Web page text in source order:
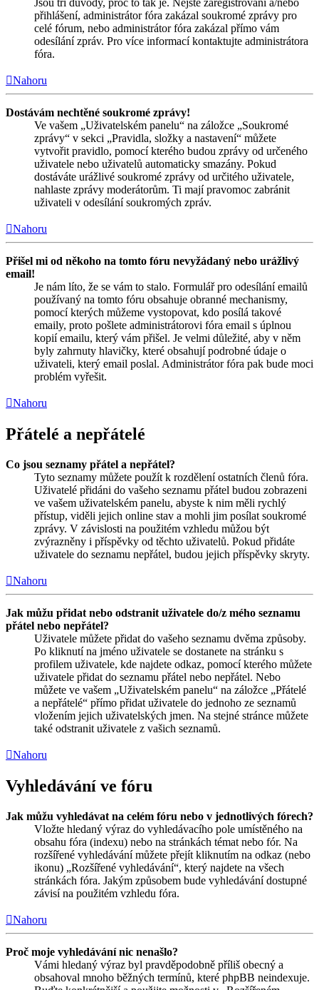
Jsou tři důvody, proč to tak je. Nejste zaregistrovaní a/nebo
přihlášení, administrátor fóra zakázal soukromé zprávy pro
celé fórum, nebo administrátor fóra zakázal přímo vám
odesílání zpráv. Pro více informací kontaktujte administrátora
fóra.
Nahoru
Dostávám nechtěné soukromé zprávy!
Ve vašem „Uživatelském panelu“ na záložce „Soukromé
zprávy“ v sekci „Pravidla, složky a nastavení“ můžete
vytvořit pravidlo, pomocí kterého budou zprávy od určeného
uživatele nebo uživatelů automaticky smazány. Pokud
dostáváte urážlivé soukromé zprávy od určitého uživatele,
nahlaste zprávy moderátorům. Ti mají pravomoc zabránit
uživateli v odesílání soukromých zpráv.
Nahoru
Přišel mi od někoho na tomto fóru nevyžádaný nebo urážlivý
email!
Je nám líto, že se vám to stalo. Formulář pro odesílání emailů
používaný na tomto fóru obsahuje obranné mechanismy,
pomocí kterých můžeme vystopovat, kdo posílá takové
emaily, proto pošlete administrátorovi fóra email s úplnou
kopií emailu, který vám přišel. Je velmi důležité, aby v něm
byly zahrnuty hlavičky, které obsahují podrobné údaje o
uživateli, který email poslal. Administrátor fóra pak bude moci
problém vyřešit.
Nahoru
Přátelé a nepřátelé
Co jsou seznamy přátel a nepřátel?
Tyto seznamy můžete použít k rozdělení ostatních členů fóra.
Uživatelé přidáni do vašeho seznamu přátel budou zobrazeni
ve vašem uživatelském panelu, abyste k nim měli rychlý
přístup, viděli jejich online stav a mohli jim posílat soukromé
zprávy. V závislosti na použitém vzhledu můžou být
zvýrazněny i příspěvky od těchto uživatelů. Pokud přidáte
uživatele do seznamu nepřátel, budou jejich příspěvky skryty.
Nahoru
Jak můžu přidat nebo odstranit uživatele do/z mého seznamu
přátel nebo nepřátel?
Uživatele můžete přidat do vašeho seznamu dvěma způsoby.
Po kliknutí na jméno uživatele se dostanete na stránku s
profilem uživatele, kde najdete odkaz, pomocí kterého můžete
uživatele přidat do seznamu přátel nebo nepřátel. Nebo
můžete ve vašem „Uživatelském panelu“ na záložce „Přátelé
a nepřátelé“ přímo přidat uživatele do jednoho ze seznamů
vložením jejich uživatelských jmen. Na stejné stránce můžete
také odstranit uživatele z vašich seznamů.
Nahoru
Vyhledávání ve fóru
Jak můžu vyhledávat na celém fóru nebo v jednotlivých fórech?
Vložte hledaný výraz do vyhledávacího pole umístěného na
obsahu fóra (indexu) nebo na stránkách témat nebo fór. Na
rozšířené vyhledávání můžete přejít kliknutím na odkaz (nebo
ikonu) „Rozšířené vyhledávání“, který najdete na všech
stránkách fóra. Jakým způsobem bude vyhledávání dostupné
závisí na použitém vzhledu fóra.
Nahoru
Proč moje vyhledávání nic nenašlo?
Vámi hledaný výraz byl pravděpodobně příliš obecný a
obsahoval mnoho běžných termínů, které phpBB neindexuje.